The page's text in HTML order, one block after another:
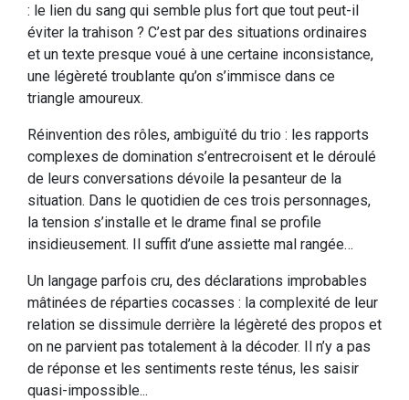
: le lien du sang qui semble plus fort que tout peut-il
éviter la trahison ? C’est par des situations ordinaires
et un texte presque voué à une certaine inconsistance,
une légèreté troublante qu’on s’immisce dans ce
triangle amoureux.
Réinvention des rôles, ambiguïté du trio : les rapports
complexes de domination s’entrecroisent et le déroulé
de leurs conversations dévoile la pesanteur de la
situation. Dans le quotidien de ces trois personnages,
la tension s’installe et le drame final se profile
insidieusement. Il suffit d’une assiette mal rangée…
Un langage parfois cru, des déclarations improbables
mâtinées de réparties cocasses : la complexité de leur
relation se dissimule derrière la légèreté des propos et
on ne parvient pas totalement à la décoder. Il n’y a pas
de réponse et les sentiments reste ténus, les saisir
quasi-impossible...